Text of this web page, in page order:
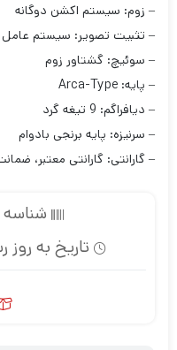
– زوم: سیستم اکشن دوگانه
– تثبیت تصویر: سیستم عامل
– سوئیچ: گشتاور زوم
– پایه: Arca-Type
– دیافراگم: 9 تیغه گرد
– سرنیزه: پایه برنجی بادوام
– گارانتی: گارانتی معتبر،
تاریخ به روز